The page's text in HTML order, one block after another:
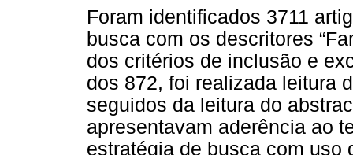
Foram identificados 3711
busca com os descritores
dos critérios de inclusão e
dos 872, foi realizada leitura
seguidos da leitura do
apresentavam aderência ao
estratégia de busca com uso